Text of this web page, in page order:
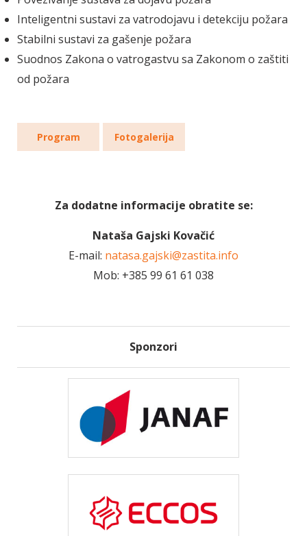
Inteligentni sustavi za vatrodojavu i detekciju požara
Stabilni sustavi za gašenje požara
Suodnos Zakona o vatrogastvu sa Zakonom o zaštiti
od požara
Program Fotogalerija
Za dodatne informacije obratite se:
Nataša Gajski Kovačić
E-mail: natasa.gajski@zastita.info
Mob: +385 99 61 61 038
Sponzori